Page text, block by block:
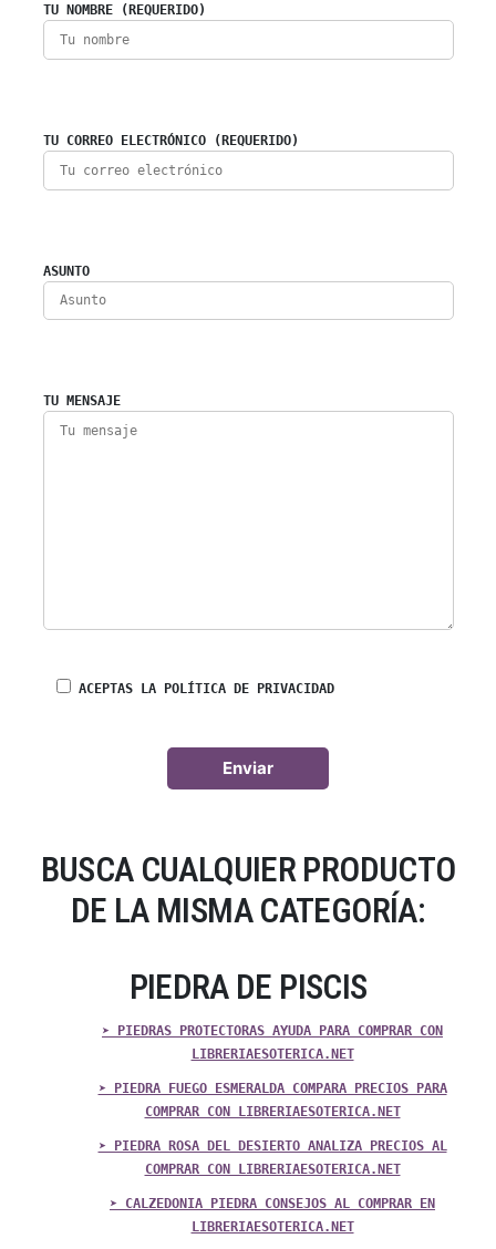
TU NOMBRE (REQUERIDO)
TU CORREO ELECTRÓNICO (REQUERIDO)
ASUNTO
TU MENSAJE
ACEPTAS LA POLÍTICA DE PRIVACIDAD
BUSCA CUALQUIER PRODUCTO
DE LA MISMA CATEGORÍA:
PIEDRA DE PISCIS
➤ PIEDRAS PROTECTORAS AYUDA PARA COMPRAR CON
LIBRERIAESOTERICA.NET
➤ PIEDRA FUEGO ESMERALDA COMPARA PRECIOS PARA
COMPRAR CON LIBRERIAESOTERICA.NET
➤ PIEDRA ROSA DEL DESIERTO ANALIZA PRECIOS AL
COMPRAR CON LIBRERIAESOTERICA.NET
➤ CALZEDONIA PIEDRA CONSEJOS AL COMPRAR EN
LIBRERIAESOTERICA.NET